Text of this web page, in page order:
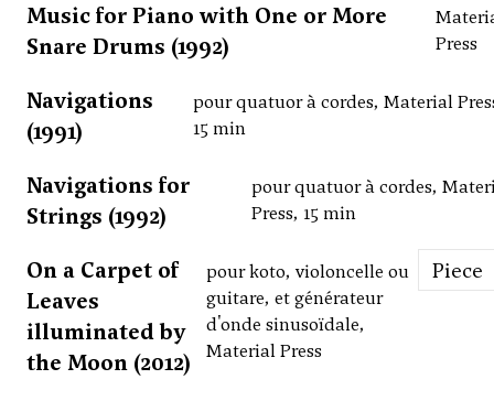
Music for Piano with One or More
Snare Drums (1992)
Press
Navigations
(1991)
pour quatuor à cordes, Material
15 min
Navigations for
Strings (1992)
pour quatuor à cordes,
Press, 15 min
On a Carpet of
Leaves
illuminated by
the Moon (2012)
pour koto, violoncelle ou
guitare, et générateur
d'onde sinusoïdale,
Material Press
Piece